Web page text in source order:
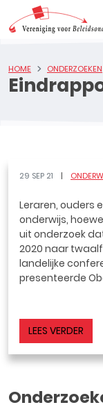
HOME ONDERZOEKEN
29 SEP 21
Leraren, ouders
onderwijs,
uit onderzoek
2020 naar twaalf
landelijke
presenteerde
LEES VERDER